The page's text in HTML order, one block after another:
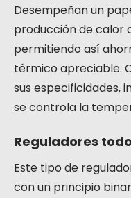
Desempeñan un
producción de calor
permitiendo así
térmico apreciable.
sus especificidades,
se controla la
Reguladores
Este tipo de
con un principio